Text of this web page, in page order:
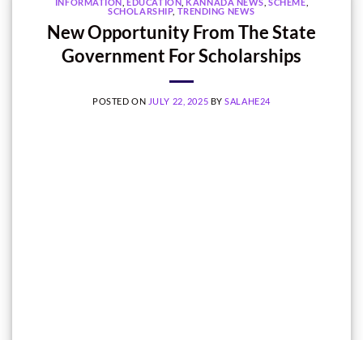
SCHOLARSHIP, TRENDING NEWS
New Opportunity From The State
Government For Scholarships
POSTED ON JULY 22, 2025 BYSALAHE24